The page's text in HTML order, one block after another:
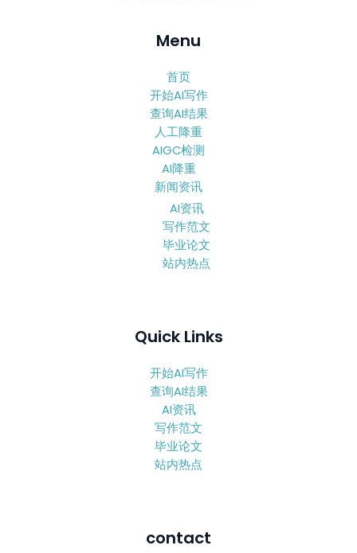
Menu
首页
开始AI写作
查询AI结果
人工降重
AIGC检测
AI降重
新闻资讯
AI资讯
写作范文
毕业论文
站内热点
Quick Links
开始AI写作
查询AI结果
AI资讯
写作范文
毕业论文
站内热点
contact